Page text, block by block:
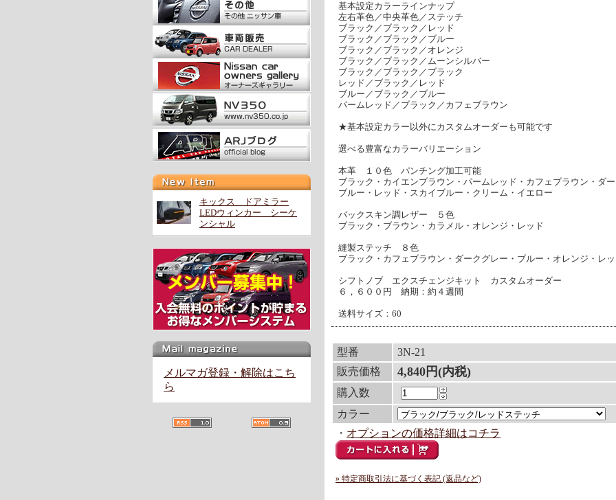
キックス ドアミラー
LEDウィンカー シーケ
ンシャル
メルマガ登録・解除はこち
ら
基本設定カラーラインナップ
左右革色／中央革色／ステッチ
ブラック／ブラック／レッド
ブラック／ブラック／ブルー
ブラック／ブラック／オレンジ
ブラック／ブラック／ムーンシルバー
ブラック／ブラック／ブラック
レッド／ブラック／レッド
ブルー／ブラック／ブルー
パームレッド／ブラック／カフェブラウン
★基本設定カラー以外にカスタムオーダーも可能です
選べる豊富なカラーバリエーション
本革 １０色 パンチング加工可能
ブラック・カイエンブラウン・パームレッド・カフェブラウン・ダー
ブルー・レッド・スカイブルー・クリーム・イエロー
バックスキン調レザー ５色
ブラック・ブラウン・カラメル・オレンジ・レッド
縫製ステッチ ８色
ブラック・カフェブラウン・ダークグレー・ブルー・オレンジ・レ
シフトノブ エクスチェンジキット カスタムオーダー
６，６００円 納期：約４週間
送料サイズ：60
型番
3N-21
販売価格
4,840円(内税)
購入数
カラー
・ オプションの価格詳細はコチラ
» 特定商取引法に基づく表記 (返品など)